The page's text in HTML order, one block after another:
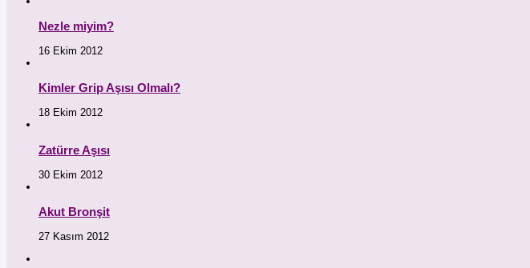
Nezle miyim?
16 Ekim 2012
Kimler Grip Aşısı Olmalı?
18 Ekim 2012
Zatürre Aşısı
30 Ekim 2012
Akut Bronşit
27 Kasım 2012